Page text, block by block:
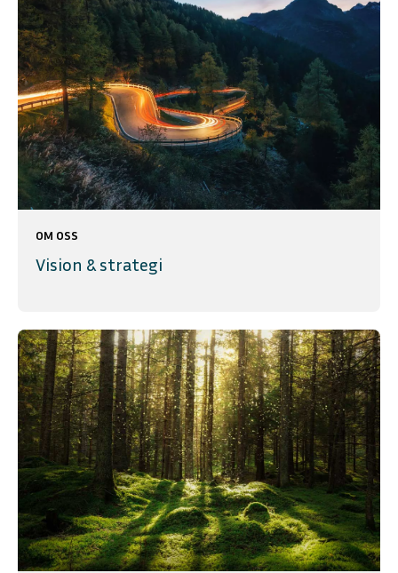
OM OSS
Vision & strategi